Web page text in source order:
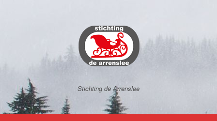
Stichting de Arrenslee